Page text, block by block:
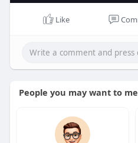
Like
People you may want to